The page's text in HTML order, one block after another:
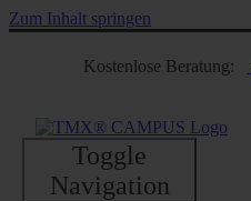
Zum Inhalt springen
Kostenlose Beratung:
Toggle
Navigation